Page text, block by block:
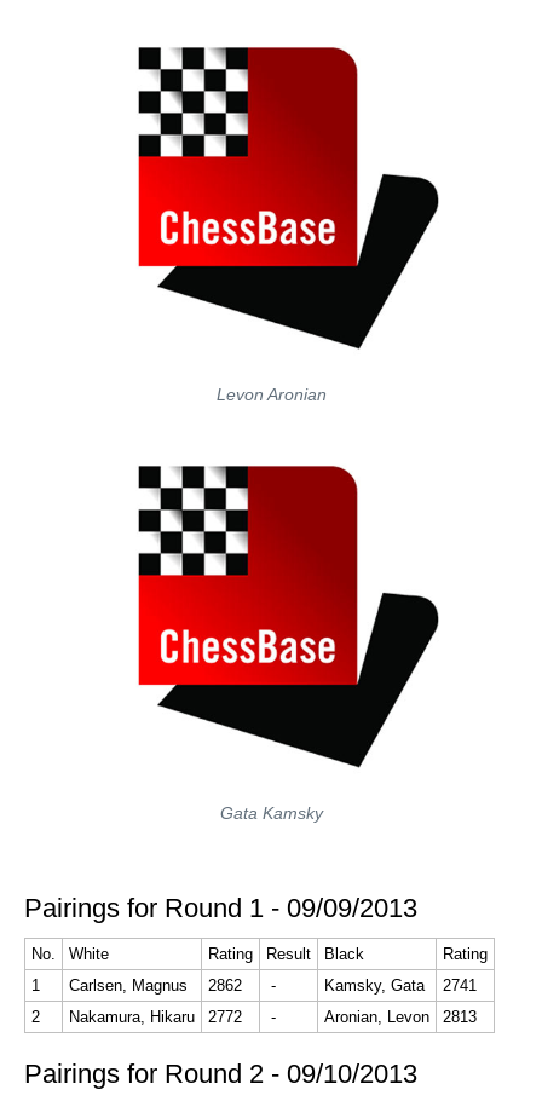
Levon Aronian
Gata Kamsky
Pairings for Round 1 - 09/09/2013
No. White Rating Result Black
Rating
1
Carlsen, Magnus 2862 - Kamsky, Gata
2741
2
Nakamura, Hikaru 2772 - Aronian, Levon 2813
Pairings for Round 2 - 09/10/2013